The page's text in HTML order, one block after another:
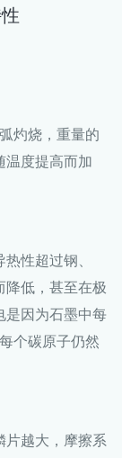
灼烧，重量的
温度提高而加
性超过钢、
降低，甚至在极
是因为石墨中每
个碳原子仍然
片越大，摩擦系